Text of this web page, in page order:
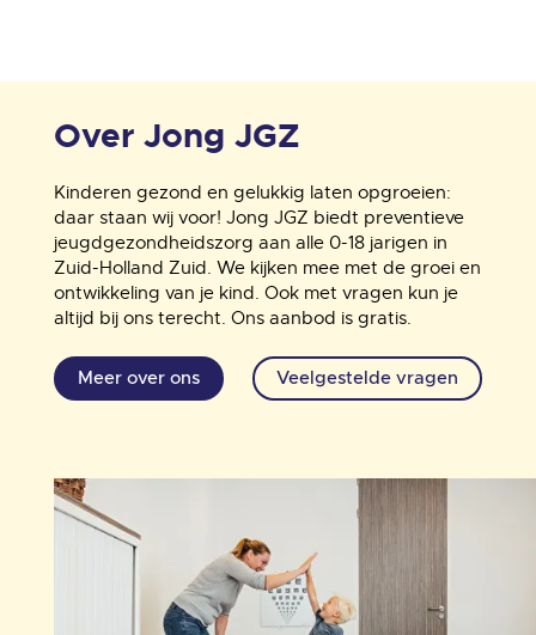
Over Jong JGZ
Kinderen gezond en gelukkig laten opgroeien:
daar staan wij voor! Jong JGZ biedt preventieve
jeugdgezondheidszorg aan alle 0-18 jarigen in
Zuid-Holland Zuid. We kijken mee met de groei en
ontwikkeling van je kind. Ook met vragen kun je
altijd bij ons terecht. Ons aanbod is gratis.
Meer over ons Veelgestelde vragen